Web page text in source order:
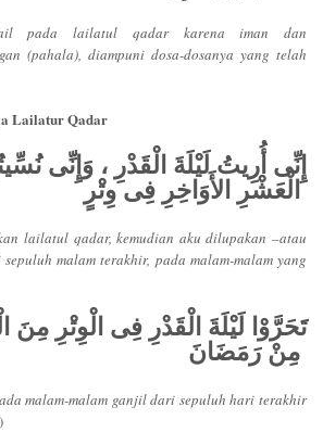
pada lailatul qadar karena iman dan
(pahala), diampuni dosa-dosanya yang telah
Lailatur Qadar
إِنِّى أُرِيتُ لَيْلَةَ الْقَدْرِ ، وَإِنِّى
الْعَشْرِ الأَوَاخِرِ فِى وِتْرٍ
lailatul qadar, kemudian aku dilupakan –atau
malam terakhir, pada malam-malam yang
تَحَرَّوْا لَيْلَةَ الْقَدْرِ فِى الْوِتْرِ مِنَ
malam-malam ganjil dari sepuluh hari terakhir